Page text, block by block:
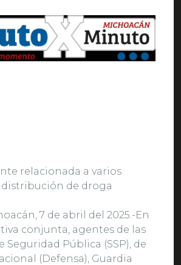
relacionada a varios
de droga
7 de abril del 2025.-En
conjunta, agentes de las
Seguridad Pública (SSP), de
(Defensa), Guardia